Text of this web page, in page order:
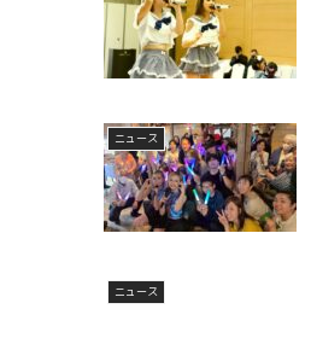
ニュース
ニュース